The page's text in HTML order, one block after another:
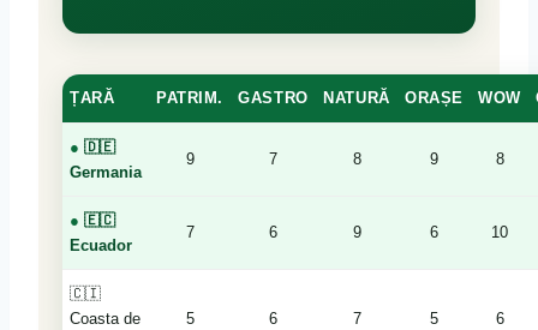
ȚARĂ PATRIM. GASTRO NATURĂ ORAȘE WOW
● 🇩🇪
Germania
9 7 8 9 8
● 🇪🇨
Ecuador
7 6 9 6 10
🇨🇮
Coasta de
5 6 7 5 6